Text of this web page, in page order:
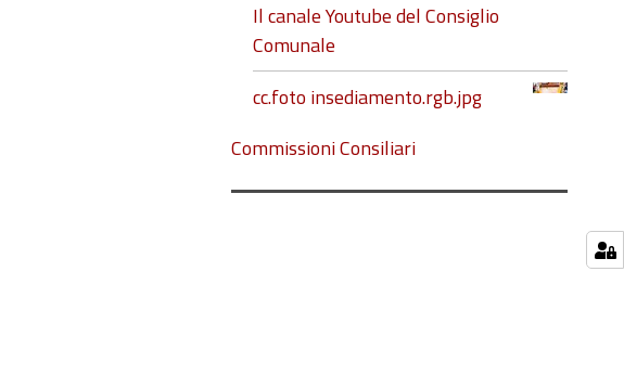
Il canale Youtube del Consiglio
Comunale
cc.foto insediamento.rgb.jpg
Commissioni Consiliari